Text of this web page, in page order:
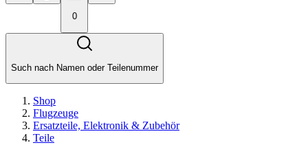
0
Such nach Namen oder Teilenummer
Shop
Flugzeuge
Ersatzteile, Elektronik & Zubehör
Teile